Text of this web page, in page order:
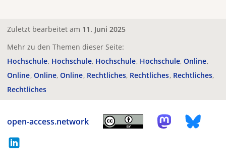
Zuletzt bearbeitet am 11. Juni 2025
Mehr zu den Themen dieser Seite:
Hochschule Hochschule Hochschule Hochschule Online
Online Online Online Rechtliches Rechtliches Rechtliches
Rechtliches
open-access.network